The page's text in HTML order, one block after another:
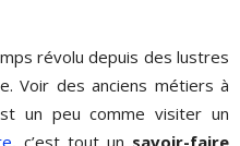
révolu depuis des lustres
Voir des anciens métiers à
un peu comme visiter un
, c’est tout un savoir-faire